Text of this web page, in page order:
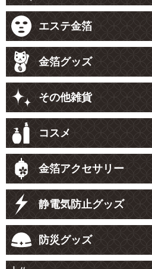
エステ金箔
金箔グッズ
その他雑貨
コスメ
金箔アクセサリー
静電気防止グッズ
防災グッズ